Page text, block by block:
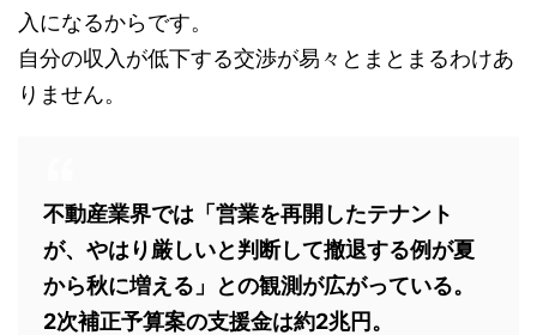
入になるからです。
自分の収入が低下する交渉が易々とまとまるわけあ
りません。
不動産業界では「営業を再開したテナント
が、やはり厳しいと判断して撤退する例が夏
から秋に増える」との観測が広がっている。
2次補正予算案の支援金は約2兆円。